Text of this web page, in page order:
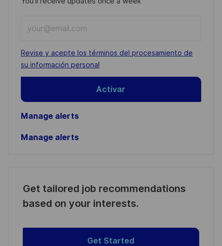
Email
address
(Required)
Required
Revise y acepte los términos del procesamiento de
su información personal
Activar
Manage alerts
Manage alerts
Get tailored job recommendations
based on your interests.
Get Started